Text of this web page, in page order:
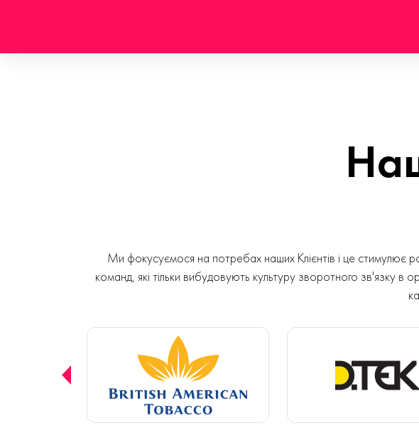
Ми фокусуємося на потребах наших Клієнтів і це стимулює
команд, які тільки вибудовують культуру зворотного зв'язку в